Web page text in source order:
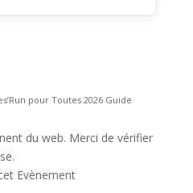
pour Toutes 2026 Guide
du web. Merci de vérifier
Evènement